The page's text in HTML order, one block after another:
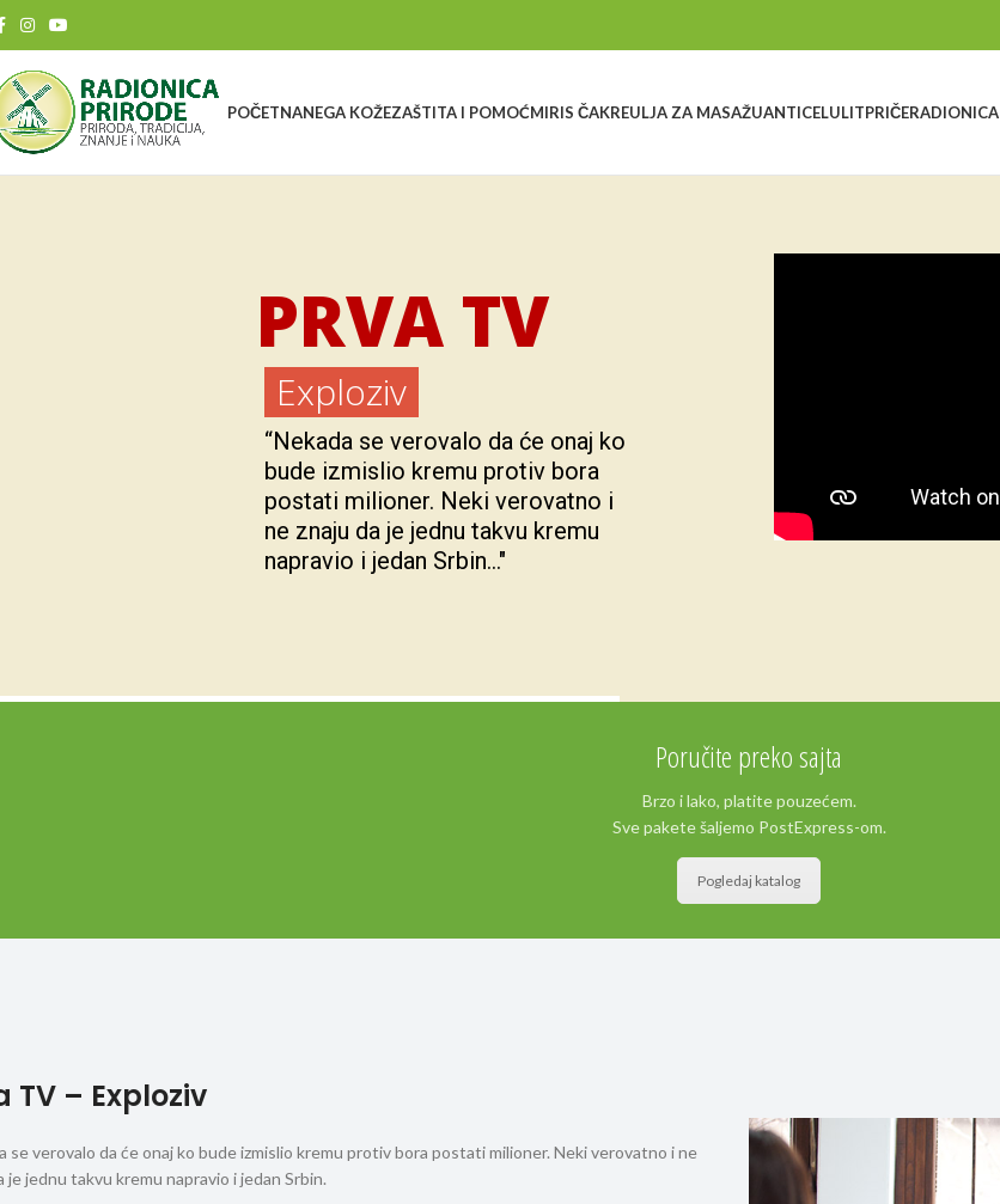
POČETNANEGA KOŽEZAŠTITA I POMOĆMIRIS ČAKREULJA ZA MASAŽUANTICELULITPRIČERADIONICA
PRVA TV
Exploziv
“Nekada se verovalo da će onaj ko
bude izmislio kremu protiv bora
postati milioner. Neki verovatno i
ne znaju da je jednu takvu kremu
napravio i jedan Srbin..."
Poručite preko sajta
Brzo i lako, platite pouzećem.
Sve pakete šaljemo PostExpress-om.
Pogledaj katalog
TV – Exploziv
se verovalo da će onaj ko bude izmislio kremu protiv bora postati milioner. Neki verovatno i ne
je jednu takvu kremu napravio i jedan Srbin.